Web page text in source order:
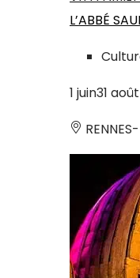
L’ABBÉ
1 juin31 août